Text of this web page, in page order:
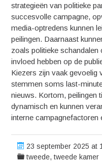
strategieën van politieke
succesvolle campagne,
media-optredens kunnen
peilingen. Daarnaast
zoals politieke schandalen
invloed hebben op de
Kiezers zijn vaak gevoelig
stemmen soms last-
nieuws. Kortom, peilingen
dynamisch en kunnen
interne campagnefactoren
23 september 2025 at
tweede,tweede kamer